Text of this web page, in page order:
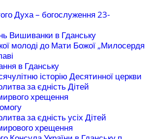
Духа – богослуження 23-
Вишиванки в Гданську
молоді до Мати Божої „Милосердя
в Гданську
історію Десятинної церкви
за єдність Дітей
хрещення
за єдність усіх Дітей
хрещення